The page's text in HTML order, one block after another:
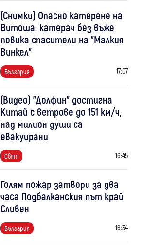
(Снимки) Опасно катерене на
Витоша: катерач без въже
повика спасители на "Малкия
Винкел"
България 17:07
(Видео) "Долфин" достигна
Китай с ветрове до 151 км/ч,
над милион души са
евакуирани
Свят 16:45
Голям пожар затвори за два
часа Подбалканския път край
Сливен
България 16:34